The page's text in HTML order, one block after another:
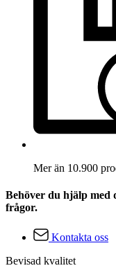
Mer än 10.900
Behöver du hjälp med
frågor.
Kontakta oss
Bevisad kvalitet